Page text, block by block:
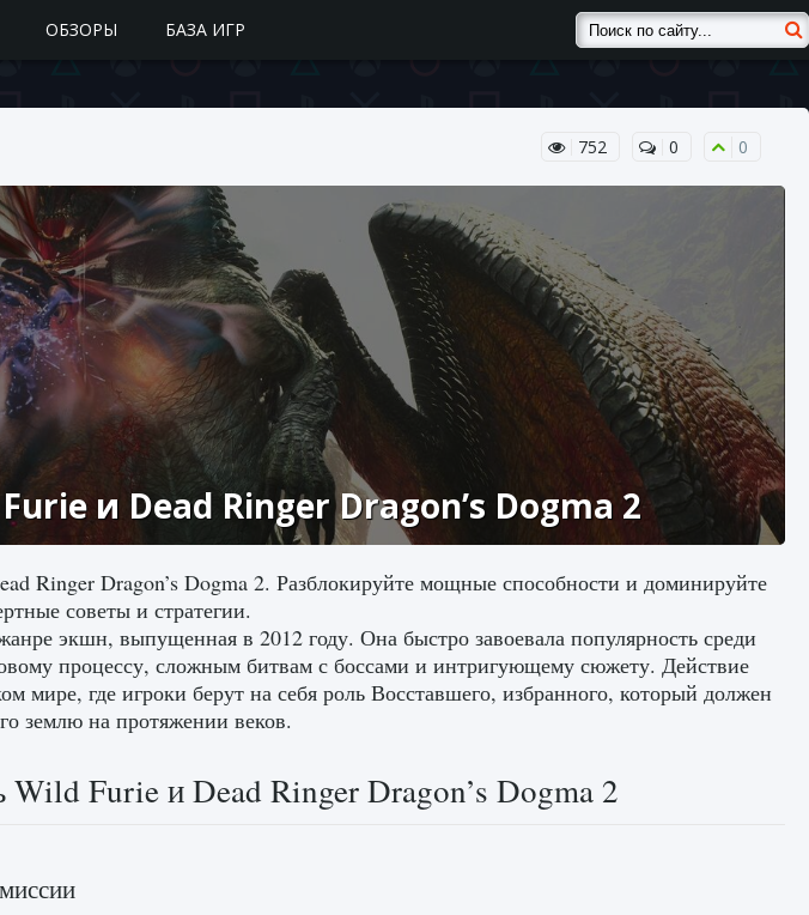
ОБЗОРЫ БАЗА ИГР
752 0 0
и Dead Ringer Dragon’s Dogma 2
Ringer Dragon’s Dogma 2. Разблокируйте мощные способности и доминируйте
советы и стратегии.
экшн, выпущенная в 2012 году. Она быстро завоевала популярность среди
процессу, сложным битвам с боссами и интригующему сюжету. Действие
мире, где игроки берут на себя роль Восставшего, избранного, который должен
землю на протяжении веков.
Wild Furie и Dead Ringer Dragon’s Dogma 2